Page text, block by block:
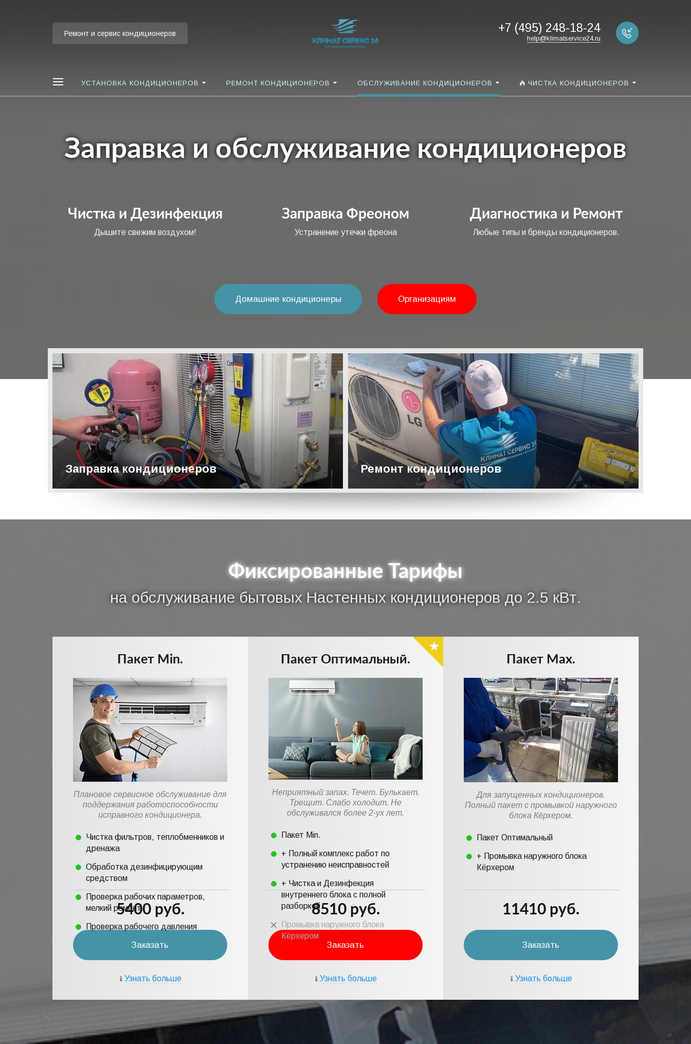
Ремонт и сервис кондиционеров +7 (495) 248-18-24
help@klimatservice24.ru
УСТАНОВКА КОНДИЦИОНЕРОВ РЕМОНТ КОНДИЦИОНЕРОВ ОБСЛУЖИВАНИЕ КОНДИЦИОНЕРОВ ЧИСТКА КОНДИЦИОНЕРОВ
Заправка и обслуживание кондиционеров
Чистка и Дезинфекция
Дышите свежим воздухом!
Заправка Фреоном
Устранение утечки фреона
Диагностика и Ремонт
Любые типы и бренды кондиционеров.
Домашние кондиционеры Организациям
Заправка кондиционеров Ремонт кондиционеров
Фиксированные Тарифы
на обслуживание бытовых Настенных кондиционеров до 2.5 кВт.
Пакет Min.
Плановое сервисное обслуживание для
поддержания работоспособности
исправного кондиционера.
Чистка фильтров, теплобменников и
дренажа
Обработка дезинфицирующим
средством
Проверка рабочих параметров,
мелкий ремонт
Проверка рабочего давления
5400 руб.
Заказать
Узнать больше
Пакет Оптимальный.
Неприятный запах. Течет. Булькает.
Трещит. Слабо холодит. Не
обслуживался более 2-ух лет.
Пакет Min.
+ Полный комплекс работ по
устранению неисправностей
+ Чистка и Дезинфекция
внутреннего блока с полной
разборкой
Промывка наружного блока
Кёрхером
8510 руб.
Заказать
Узнать больше
Пакет Max.
Для запущенных кондиционеров.
Полный пакет с промывкой наружного
блока Кёрхером.
Пакет Оптимальный
+ Промывка наружного блока
Кёрхером
11410 руб.
Заказать
Узнать больше